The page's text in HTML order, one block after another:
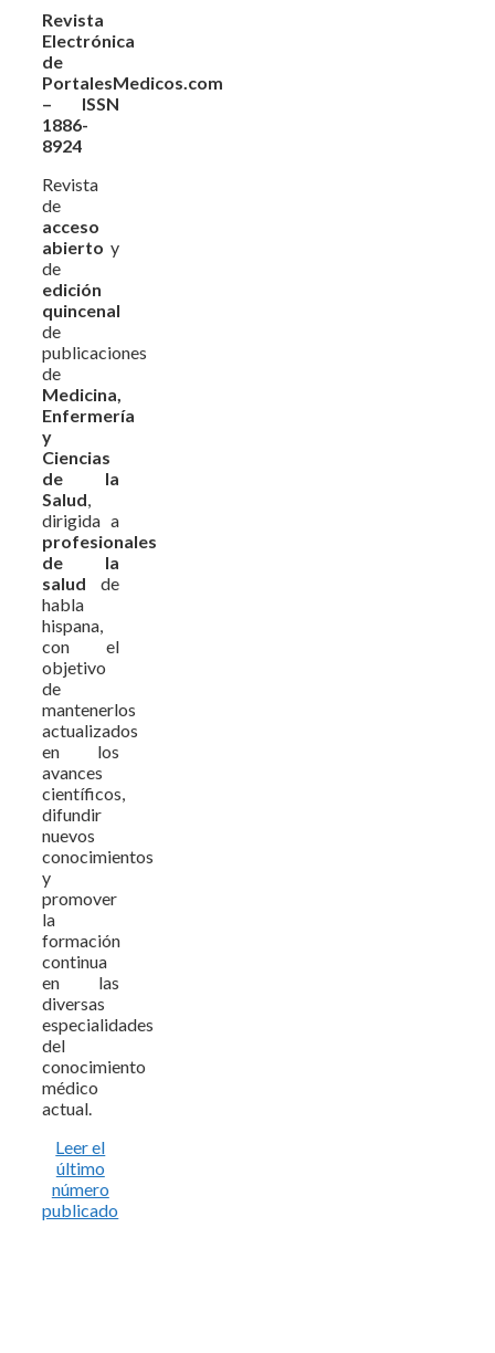
Revista
Electrónica
de
PortalesMedicos.com
– ISSN
1886-
8924
Revista
de
acceso
abierto y
de
edición
quincenal
de
publicaciones
de
Medicina,
Enfermería
y
Ciencias
de la
Salud,
dirigida a
profesionales
de la
salud de
habla
hispana,
con el
objetivo
de
mantenerlos
actualizados
en los
avances
científicos,
difundir
nuevos
conocimientos
y
promover
la
formación
continua
en las
diversas
especialidades
del
conocimiento
médico
actual.
Leer el
último
número
publicado